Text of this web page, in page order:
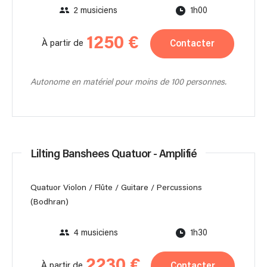
2 musiciens 1h00
À partir de 1250 € Contacter
Autonome en matériel pour moins de 100 personnes.
Lilting Banshees Quatuor - Amplifié
Quatuor Violon / Flûte / Guitare / Percussions
(Bodhran)
4 musiciens 1h30